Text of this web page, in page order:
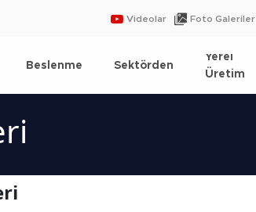
Videolar Foto Galeriler
Beslenme Sektörden
Yerel
Üretim